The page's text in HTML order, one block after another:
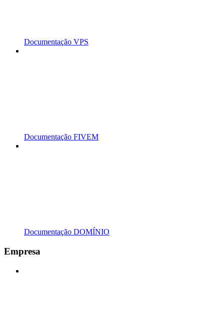
Documentação VPS
Documentação FIVEM
Documentação DOMÍNIO
Empresa